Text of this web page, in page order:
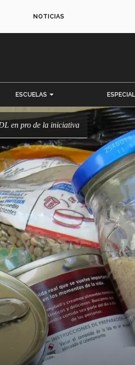
NOTICIAS
ESCUELAS
en pro de la iniciativa